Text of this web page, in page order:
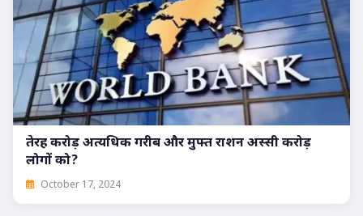
तेरह करोड़ अत्यधिक गरीब और मुफ्त राशन अस्सी करोड़
लोगों को?
October 17, 2024